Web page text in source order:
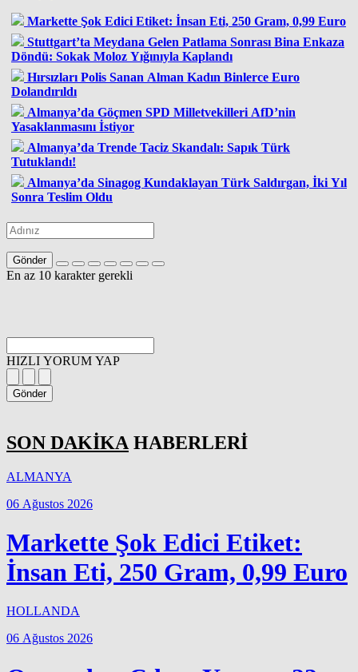
Markette Şok Edici Etiket: İnsan Eti, 250 Gram, 0,99 Euro
Stuttgart’ta Meydana Gelen Patlama Sonrası Bina Enkaza
Döndü: Sokak Moloz Yığınıyla Kaplandı
Hırsızları Polis Sanan Alman Kadın Binlerce Euro
Dolandırıldı
Almanya’da Göçmen SPD Milletvekilleri AfD’nin
Yasaklanmasını İstiyor
Almanya’da Trende Taciz Skandalı: Sapık Türk
Tutuklandı!
Almanya’da Sinagog Kundaklayan Türk Saldırgan, İki Yıl
Sonra Teslim Oldu
Gönder
En az 10 karakter gerekli
HIZLI YORUM YAP
Gönder
SON DAKİKA HABERLERİ
ALMANYA
06 Ağustos 2026
Markette Şok Edici Etiket:
İnsan Eti, 250 Gram, 0,99 Euro
HOLLANDA
06 Ağustos 2026